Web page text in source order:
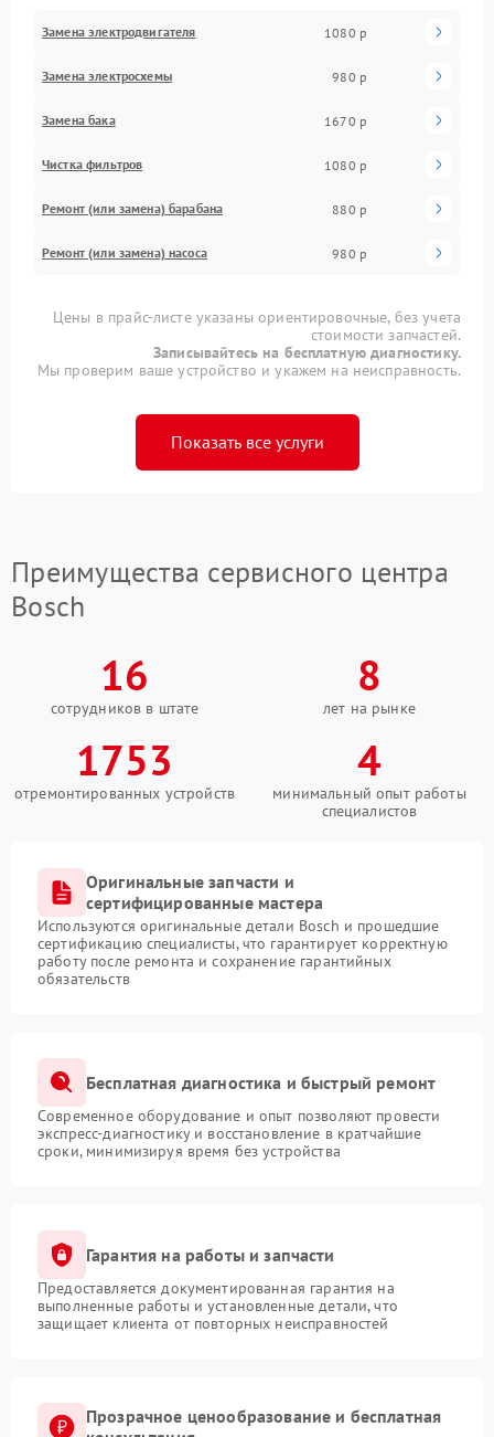
Замена электродвигателя 1080 р
Замена электросхемы 980 р
Замена бака 1670 р
Чистка фильтров 1080 р
Ремонт (или замена) барабана 880 р
Ремонт (или замена) насоса 980 р
Цены в прайс-листе указаны ориентировочные, без учета
стоимости запчастей.
Записывайтесь на бесплатную диагностику.
Мы проверим ваше устройство и укажем на неисправность.
Показать все услуги
Преимущества сервисного центра
Bosch
16
сотрудников в штате
8
лет на рынке
1753
отремонтированных устройств
4
минимальный опыт работы
специалистов
Оригинальные запчасти и
сертифицированные мастера
Используются оригинальные детали Bosch и прошедшие
сертификацию специалисты, что гарантирует корректную
работу после ремонта и сохранение гарантийных
обязательств
Бесплатная диагностика и быстрый ремонт
Современное оборудование и опыт позволяют провести
экспресс-диагностику и восстановление в кратчайшие
сроки, минимизируя время без устройства
Гарантия на работы и запчасти
Предоставляется документированная гарантия на
выполненные работы и установленные детали, что
защищает клиента от повторных неисправностей
Прозрачное ценообразование и бесплатная